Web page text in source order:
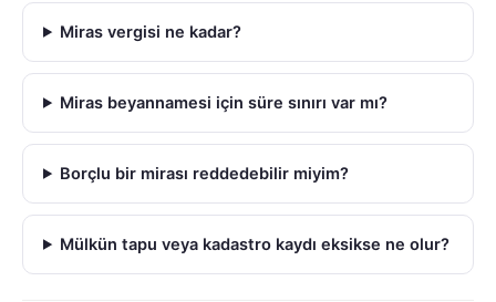
Miras vergisi ne kadar?
Miras beyannamesi için süre sınırı var mı?
Borçlu bir mirası reddedebilir miyim?
Mülkün tapu veya kadastro kaydı eksikse ne olur?